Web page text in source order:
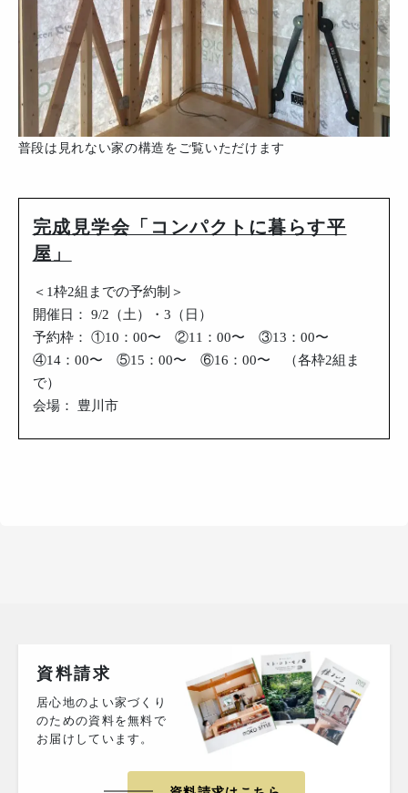
普段は見れない家の構造をご覧いただけます
完成見学会「コンパクトに暮らす平
屋」
＜1枠2組までの予約制＞
開催日： 9/2（土）・3（日）
予約枠： ①10：00〜 ②11：00〜 ③13：00〜
④14：00〜 ⑤15：00〜 ⑥16：00〜 （各枠2組ま
で）
会場： 豊川市
資料請求
居心地のよい家づくり
のための資料を無料で
お届けしています。